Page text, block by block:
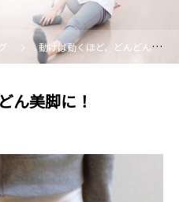
動けば動くほど、どんどん美脚に！
ん美脚に！